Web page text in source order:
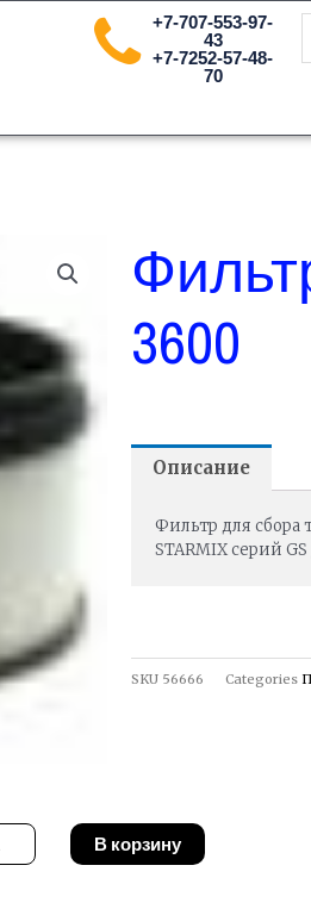
+7-707-553-97-
43
+7-7252-57-48-
70
3600
Описание
Фильтр для
STARMIX серий
SKU 56666 Categories
В корзину